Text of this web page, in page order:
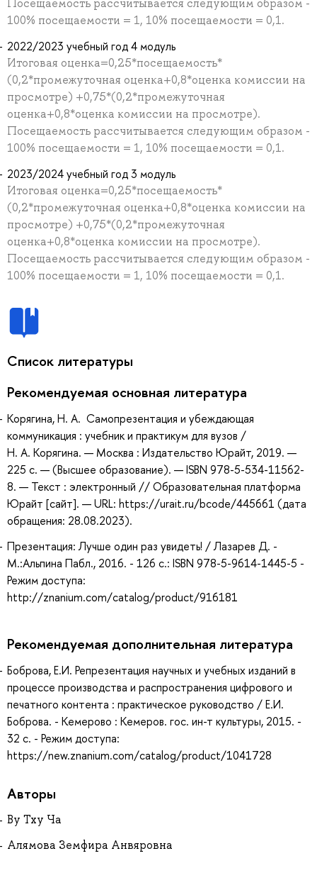
Посещаемость рассчитывается следующим образом -
100% посещаемости = 1, 10% посещаемости = 0,1.
2022/2023 учебный год 4 модуль
Итоговая оценка=0,25*посещаемость*
(0,2*промежуточная оценка+0,8*оценка комиссии на
просмотре) +0,75*(0,2*промежуточная
оценка+0,8*оценка комиссии на просмотре).
Посещаемость рассчитывается следующим образом -
100% посещаемости = 1, 10% посещаемости = 0,1.
2023/2024 учебный год 3 модуль
Итоговая оценка=0,25*посещаемость*
(0,2*промежуточная оценка+0,8*оценка комиссии на
просмотре) +0,75*(0,2*промежуточная
оценка+0,8*оценка комиссии на просмотре).
Посещаемость рассчитывается следующим образом -
100% посещаемости = 1, 10% посещаемости = 0,1.
Список литературы
Рекомендуемая основная литература
Корягина, Н. А. Самопрезентация и убеждающая
коммуникация : учебник и практикум для вузов /
Н. А. Корягина. — Москва : Издательство Юрайт, 2019. —
225 с. — (Высшее образование). — ISBN 978-5-534-11562-
8. — Текст : электронный // Образовательная платформа
Юрайт [сайт]. — URL: https://urait.ru/bcode/445661 (дата
обращения: 28.08.2023).
Презентация: Лучше один раз увидеть! / Лазарев Д. -
М.:Альпина Пабл., 2016. - 126 с.: ISBN 978-5-9614-1445-5 -
Режим доступа:
http://znanium.com/catalog/product/916181
Рекомендуемая дополнительная литература
Боброва, Е.И. Репрезентация научных и учебных изданий в
процессе производства и распространения цифрового и
печатного контента : практическое руководство / Е.И.
Боброва. - Кемерово : Кемеров. гос. ин-т культуры, 2015. -
32 с. - Режим доступа:
https://new.znanium.com/catalog/product/1041728
Авторы
Ву Тху Ча
Алямова Земфира Анвяровна